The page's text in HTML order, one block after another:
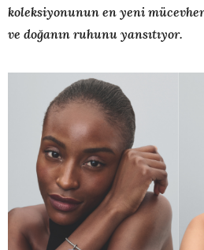
koleksiyonunun en yeni
ve doğanın ruhunu yansıtıyor.